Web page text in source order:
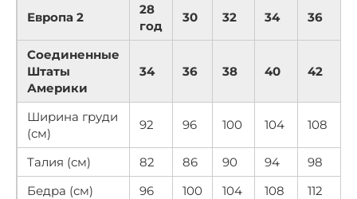
Европа 2
28
год
30 32 34 36
Соединенные
Штаты
Америки
34 36 38 40 42
Ширина груди
(см)
92 96 100 104 108
Талия (см) 82 86 90 94 98
Бедра (см)
96 100 104 108 112